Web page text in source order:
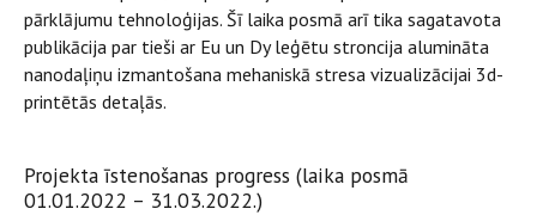
pārklājumu tehnoloģijas. Šī laika posmā arī tika sagatavota
publikācija par tieši ar Eu un Dy leģētu stroncija alumināta
nanodaļiņu izmantošana mehaniskā stresa vizualizācijai 3d-
printētās detaļās.
Projekta īstenošanas progress (laika posmā
01.01.2022 – 31.03.2022.)